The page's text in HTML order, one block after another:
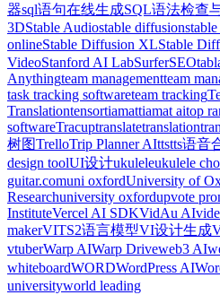
器sql语句在线生成SQL语法检查
3DStable Audiostable diffusion
onlineStable Diffusion XLStable
VideoStanford AI LabSurferSEO
Anythingteam managementteam
task tracking softwareteam tracking
Translationtensortiamattiamat aitop
softwareTracuptranslatetranslation
树图TrelloTrip Planner AIttstts语音
design toolUI设计ukuleleukulele
guitar.comuni oxfordUniversity of
Researchuniversity oxfordupvote
InstituteVercel AI SDKVidAu AI
makerVITS2语言模型VI设计生成
vtuberWarp AIWarp Driveweb3 AI
whiteboardWORDWordPress AI
universityworld leading